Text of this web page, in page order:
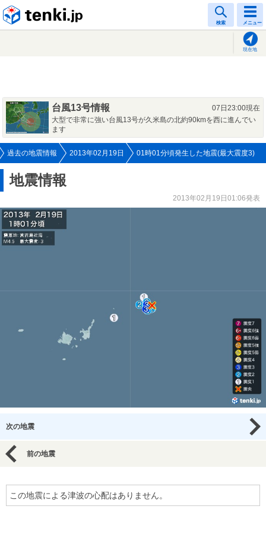
検索 メニュー
現在地
台風13号情報
07日23:00現在
大型で非常に強い台風13号が久米島の北約90kmを西に進んでい
ます
過去の地震情報 2013年02月19日 01時01分頃発生した地震(最大震度3)
地震情報
2013年02月19日01:06発表
次の地震
前の地震
この地震による津波の心配はありません。